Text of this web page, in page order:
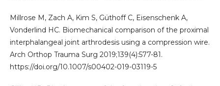
Millrose M, Zach A, Kim S, Güthoff C, Eisenschenk A,
Vonderlind HC. Biomechanical comparison of the proximal
interphalangeal joint arthrodesis using a compression wire.
Arch Orthop Trauma Surg 2019;139(4):577-81.
https://doi.org/10.1007/s00402-019-03119-5